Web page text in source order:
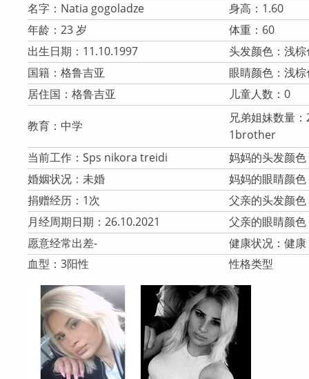
名字：Natia gogoladze
身高：1.60
年龄：23 岁
体重：60
出生日期：11.10.1997
头发颜色：浅棕
国籍：格鲁吉亚
眼睛颜色：浅棕
居住国：格鲁吉亚
儿童人数：0
教育：中学
兄弟姐妹数量
1brother
当前工作：Sps nikora treidi
妈妈的头发颜
婚姻状况：未婚
妈妈的眼睛颜
捐赠经历：1次
父亲的头发颜
月经周期日期：26.10.2021
父亲的眼睛颜
愿意经常出差-
健康状况：健康
血型：3阳性
性格类型